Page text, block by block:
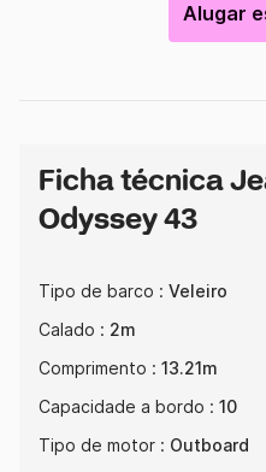
Alugar
Ficha técnica
Odyssey 43
Tipo de barco : Veleiro
Calado : 2m
Comprimento : 13.21m
Capacidade a bordo : 10
Tipo de motor : Outboard